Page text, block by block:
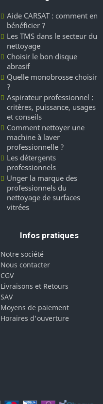
Aide CARSAT : comment en
bénéficier ?
Les TMS dans le secteur du
nettoyage
Choisir le bon disque
abrasif
Quelle monobrosse choisir
?
Aspirateur professionnel :
critères, puissance, usages
et conseils
Comment nettoyer une
machine à laver
professionnelle ?
Les détergents
professionnels
Unger la marque des
professionnels du
nettoyage de surfaces
vitrées
Infos pratiques
Notre société
Nous contacter
CGV
Livraisons et Retours
SAV
Moyens de paiement
Horaires d'ouverture